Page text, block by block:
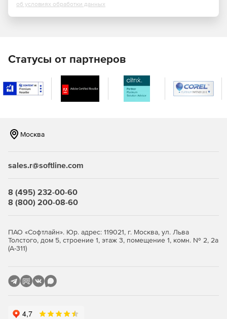
об условиях обработки данных
Статусы от партнеров
Москва
sales.r@softline.com
8 (495) 232-00-60
8 (800) 200-08-60
ПАО «Софтлайн». Юр. адрес: 119021, г. Москва, ул. Льва
Толстого, дом 5, строение 1, этаж 3, помещение 1, комн. № 2, 2а
(А-311)